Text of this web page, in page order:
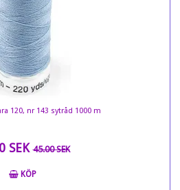
120, nr 143 sytråd 1000 m
SEK45.00 SEK
KÖP